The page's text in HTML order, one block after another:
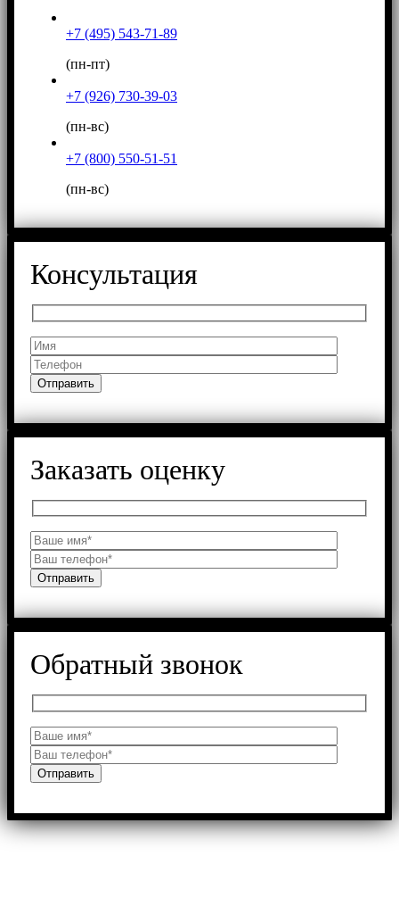
+7 (495) 543-71-89
(пн-пт)
+7 (926) 730-39-03
(пн-вс)
+7 (800) 550-51-51
(пн-вс)
Консультация
Заказать оценку
Обратный звонок